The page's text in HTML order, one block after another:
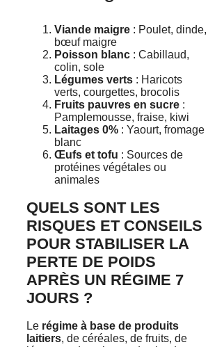
Viande maigre : Poulet, dinde,
bœuf maigre
Poisson blanc : Cabillaud,
colin, sole
Légumes verts : Haricots
verts, courgettes, brocolis
Fruits pauvres en sucre :
Pamplemousse, fraise, kiwi
Laitages 0% : Yaourt, fromage
blanc
Œufs et tofu : Sources de
protéines végétales ou
animales
QUELS SONT LES
RISQUES ET CONSEILS
POUR STABILISER LA
PERTE DE POIDS
APRÈS UN RÉGIME 7
JOURS ?
Le régime à base de produits
laitiers, de céréales, de fruits, de